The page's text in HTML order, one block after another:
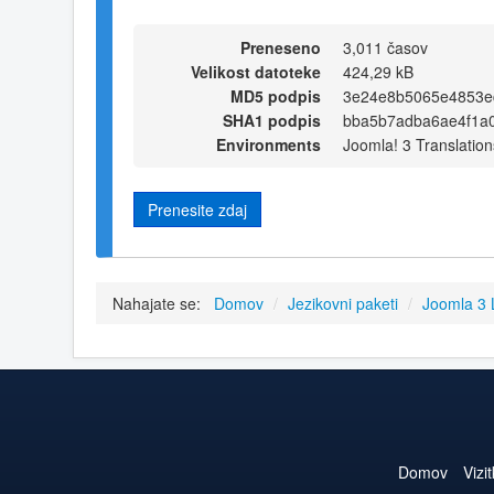
Preneseno
3,011 časov
Velikost datoteke
424,29 kB
MD5 podpis
SHA1 podpis
Environments
Joomla! 3
Prenesite zdaj
Nahajate se: Domov / Jezikovni paketi / Joomla 3
Domov